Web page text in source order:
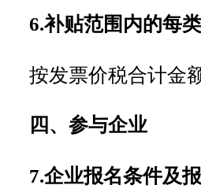
6.补贴范围内的每
按发票价税合计金
四、参与企业
7.企业报名条件及